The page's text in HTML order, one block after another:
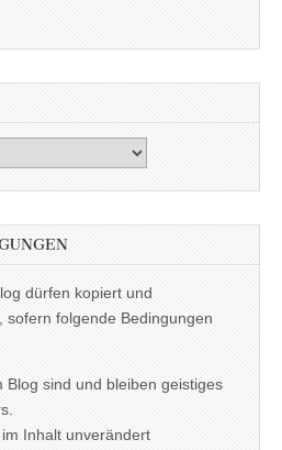
dürfen kopiert und
sofern folgende Bedingungen
Blog sind und bleiben geistiges
Inhalt unverändert